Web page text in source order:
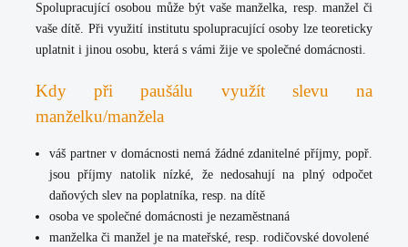
Spolupracující osobou může být vaše manželka, resp. manžel či
vaše dítě. Při využití institutu spolupracující osoby lze teoreticky
uplatnit i jinou osobu, která s vámi žije ve společné domácnosti.
Kdy při paušálu využít slevu na
manželku/manžela
váš partner v domácnosti nemá žádné zdanitelné příjmy, popř.
jsou příjmy natolik nízké, že nedosahují na plný odpočet
daňových slev na poplatníka, resp. na dítě
osoba ve společné domácnosti je nezaměstnaná
manželka či manžel je na mateřské, resp. rodičovské dovolené